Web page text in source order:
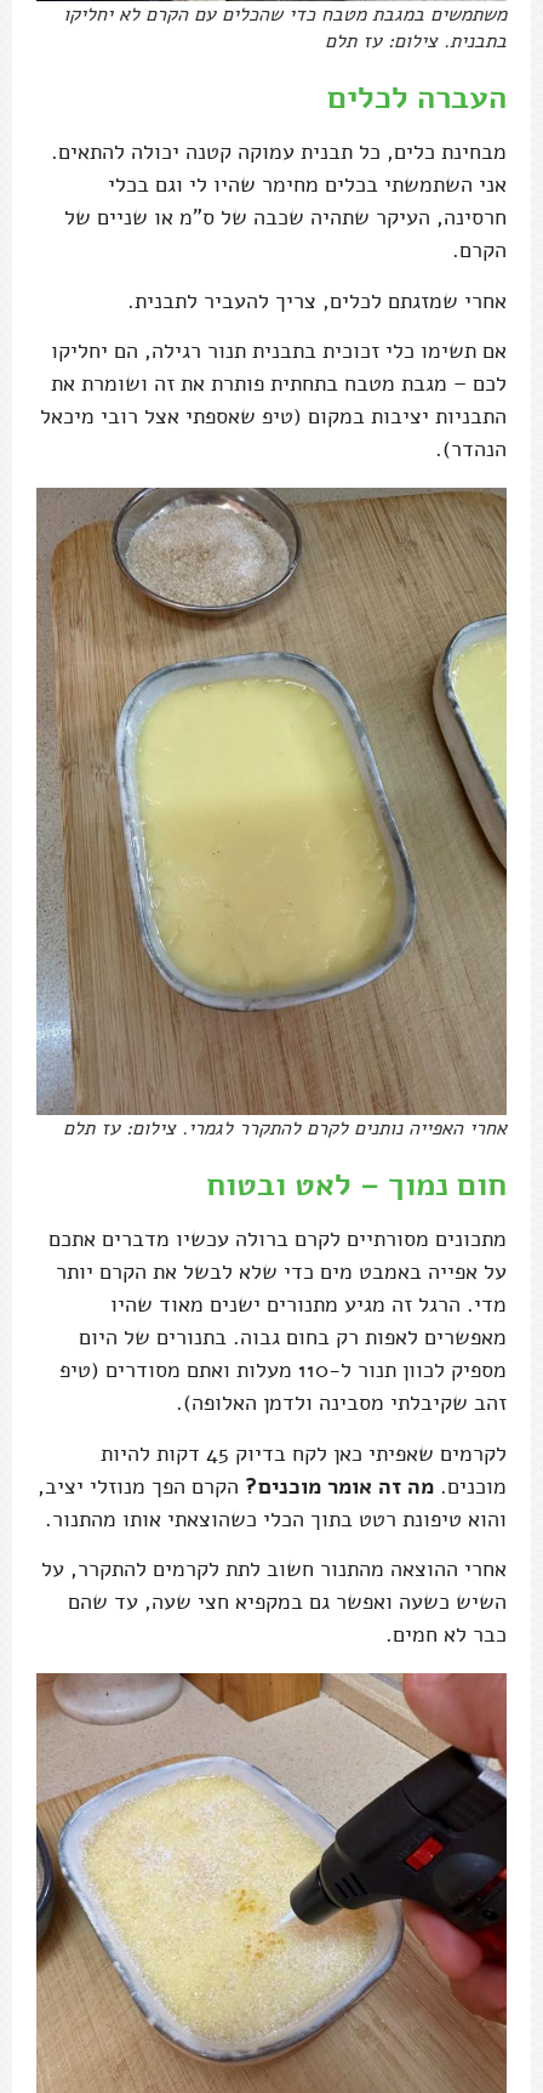
משתמשים במגבת מטבח כדי שהכלים עם הקרם לא יחליקו
בתבנית. צילום: עז תלם
העברה לכלים
מבחינת כלים, כל תבנית עמוקה קטנה יכולה להתאים.
אני השתמשתי בכלים מחימר שהיו לי וגם בכלי
חרסינה, העיקר שתהיה שכבה של ס"מ או שניים של
הקרם.
אחרי שמזגתם לכלים, צריך להעביר לתבנית.
אם תשימו כלי זכוכית בתבנית תנור רגילה, הם יחליקו
לכם – מגבת מטבח בתחתית פותרת את זה ושומרת את
התבניות יציבות במקום (טיפ שאספתי אצל רובי מיכאל
הנהדר).
אחרי האפייה נותנים לקרם להתקרר לגמרי. צילום: עז תלם
חום נמוך – לאט ובטוח
מתכונים מסורתיים לקרם ברולה עכשיו מדברים אתכם
על אפייה באמבט מים כדי שלא לבשל את הקרם יותר
מדי. הרגל זה מגיע מתנורים ישנים מאוד שהיו
מאפשרים לאפות רק בחום גבוה. בתנורים של היום
מספיק לכוון תנור ל-110 מעלות ואתם מסודרים (טיפ
זהב שקיבלתי מסבינה ולדמן האלופה).
לקרמים שאפיתי כאן לקח בדיוק 45 דקות להיות
מוכנים. מה זה אומר מוכנים? הקרם הפך מנוזלי יציב,
והוא טיפונת רטט בתוך הכלי כשהוצאתי אותו מהתנור.
אחרי ההוצאה מהתנור חשוב לתת לקרמים להתקרר, על
השיש כשעה ואפשר גם במקפיא חצי שעה, עד שהם
כבר לא חמים.